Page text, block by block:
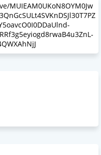
MUIEAM0UKoN8OYM0Jw